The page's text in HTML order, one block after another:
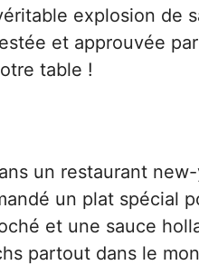
explosion de
et approuvée
table !
un restaurant new-
un plat spécial
et une sauce
partout dans le